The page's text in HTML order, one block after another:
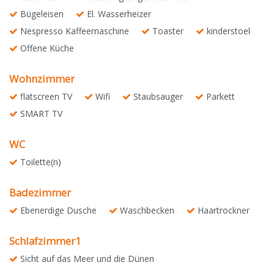
Bügeleisen
El. Wasserheizer
Nespresso Kaffeemaschine
Toaster
kinderstoel
Offene Küche
Wohnzimmer
flatscreen TV Wifi Staubsauger
Parkett
SMART TV
WC
Toilette(n)
Badezimmer
Ebenerdige Dusche Waschbecken Haartrockner
Schlafzimmer1
Sicht auf das Meer und die Dünen